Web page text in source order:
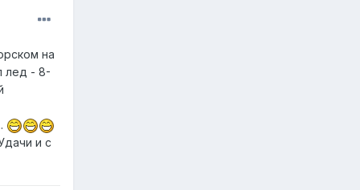
на
лед - 8-
и с